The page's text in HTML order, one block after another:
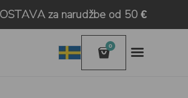
za narudžbe od 50 €
0